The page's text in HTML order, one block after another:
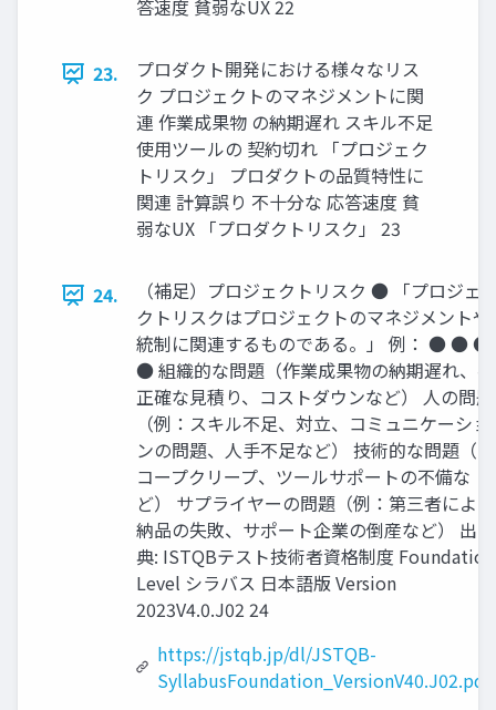
答速度 貧弱なUX 22
23.
プロダクト開発における様々なリス
ク プロジェクトのマネジメントに関
連 作業成果物 の納期遅れ スキル不足
使用ツールの 契約切れ 「プロジェク
トリスク」 プロダクトの品質特性に
関連 計算誤り 不十分な 応答速度 貧
弱なUX 「プロダクトリスク」 23
24.
（補足）プロジェクトリスク ● 「プロジェ
クトリスクはプロジェクトのマネジメントや
統制に関連するものである。」 例： ● ● ●
● 組織的な問題（作業成果物の納期遅れ、不
正確な見積り、コストダウンなど） 人の問題
（例：スキル不足、対立、コミュニケーショ
ンの問題、人手不足など） 技術的な問題（ス
コープクリープ、ツールサポートの不備な
ど） サプライヤーの問題（例：第三者による
納品の失敗、サポート企業の倒産など） 出
典: ISTQBテスト技術者資格制度 Foundation
Level シラバス 日本語版 Version
2023V4.0.J02 24
https://jstqb.jp/dl/JSTQB-
SyllabusFoundation_VersionV40.J02.pdf